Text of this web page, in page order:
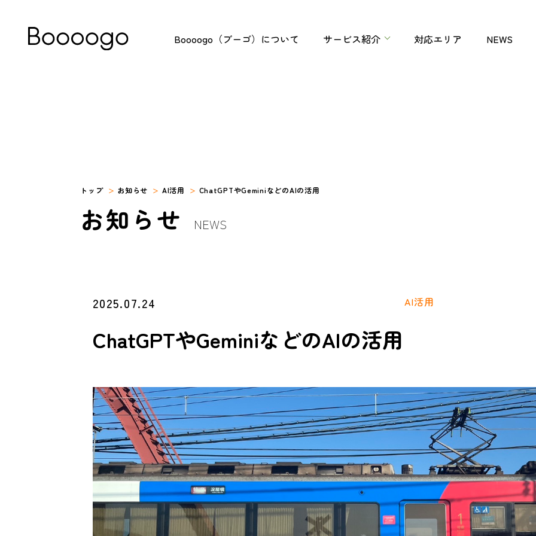
Boooogo（ブーゴ）について サービス紹介 対応エリア NEWS
トップ お知らせ AI活用 ChatGPTやGeminiなどのAIの活用
お知らせ NEWS
2025.07.24 AI活用
ChatGPTやGeminiなどのAIの活用